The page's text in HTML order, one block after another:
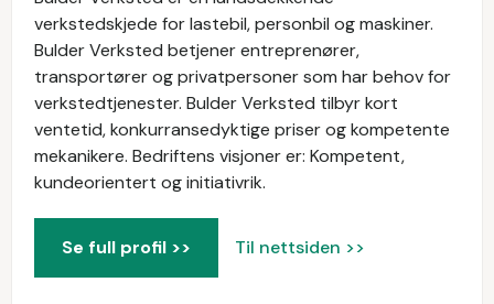
verkstedskjede for lastebil, personbil og maskiner.
Bulder Verksted betjener entreprenører,
transportører og privatpersoner som har behov for
verkstedtjenester. Bulder Verksted tilbyr kort
ventetid, konkurransedyktige priser og kompetente
mekanikere. Bedriftens visjoner er: Kompetent,
kundeorientert og initiativrik.
Se full profil >> Til nettsiden >>